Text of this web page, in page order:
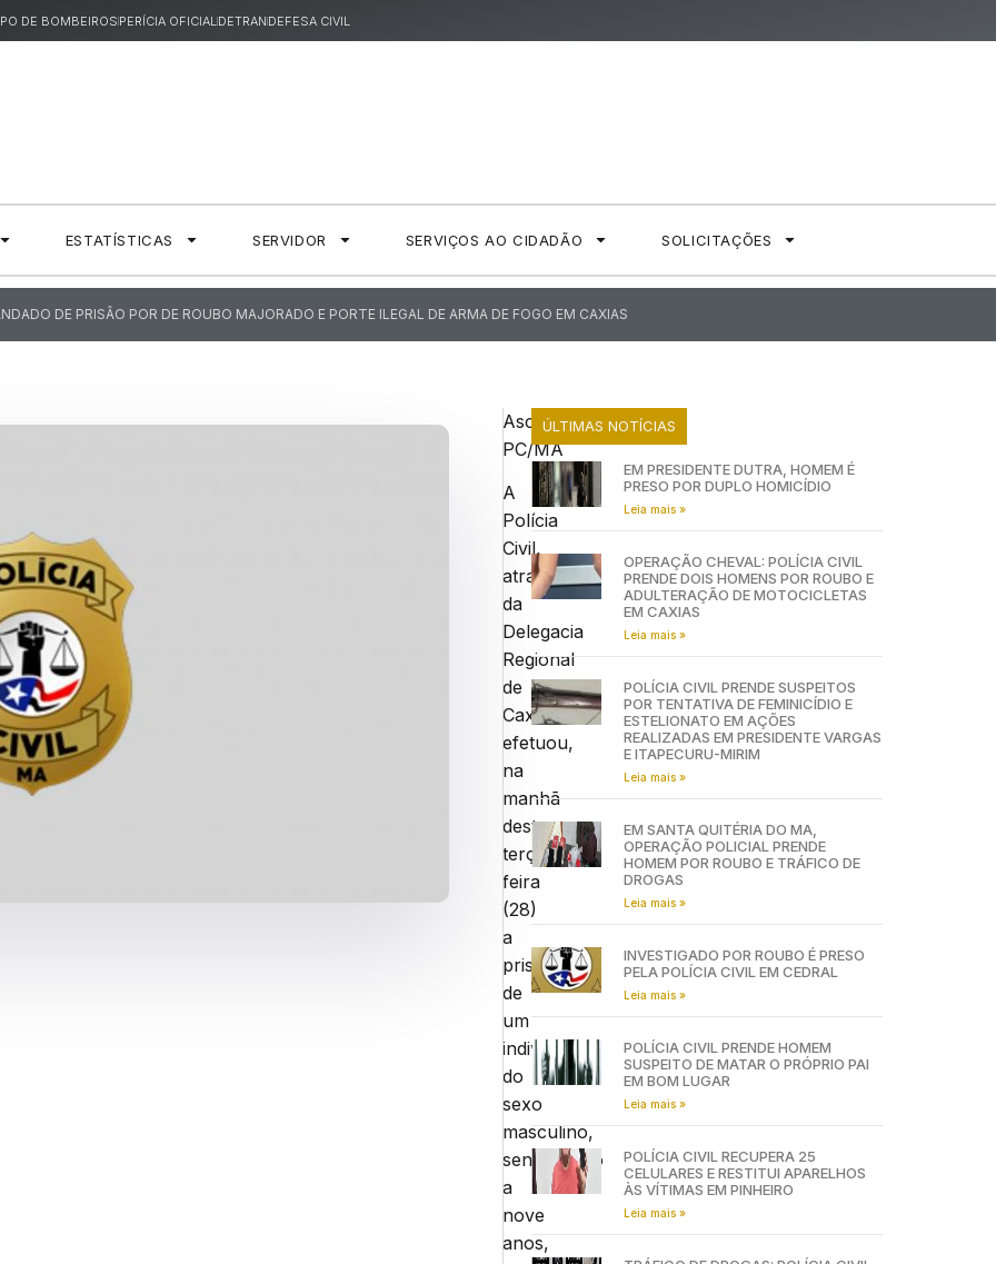
DE BOMBEIROSPERÍCIA OFICIALDETRANDEFESA CIVIL
ESTATÍSTICAS SERVIDOR SERVIÇOS AO CIDADÃO SOLICITAÇÕES
DE PRISÃO POR DE ROUBO MAJORADO E PORTE ILEGAL DE ARMA DE FOGO EM CAXIAS
Ascom
PC/MA
A
Polícia
Civil,
através
da
Delegacia
Regional
de
Caxias,
efetuou,
na
manhã
desta
terça-
feira
(28)
a
prisão
de
um
indivíduo
do
sexo
masculino,
sentenciado
a
nove
anos,
ÚLTIMAS NOTÍCIAS
EM PRESIDENTE DUTRA, HOMEM É
PRESO POR DUPLO HOMICÍDIO
Leia mais »
OPERAÇÃO CHEVAL: POLÍCIA CIVIL
PRENDE DOIS HOMENS POR ROUBO E
ADULTERAÇÃO DE MOTOCICLETAS
EM CAXIAS
Leia mais »
POLÍCIA CIVIL PRENDE SUSPEITOS
POR TENTATIVA DE FEMINICÍDIO E
ESTELIONATO EM AÇÕES
REALIZADAS EM PRESIDENTE VARGAS
E ITAPECURU-MIRIM
Leia mais »
EM SANTA QUITÉRIA DO MA,
OPERAÇÃO POLICIAL PRENDE
HOMEM POR ROUBO E TRÁFICO DE
DROGAS
Leia mais »
INVESTIGADO POR ROUBO É PRESO
PELA POLÍCIA CIVIL EM CEDRAL
Leia mais »
POLÍCIA CIVIL PRENDE HOMEM
SUSPEITO DE MATAR O PRÓPRIO PAI
EM BOM LUGAR
Leia mais »
POLÍCIA CIVIL RECUPERA 25
CELULARES E RESTITUI APARELHOS
ÀS VÍTIMAS EM PINHEIRO
Leia mais »